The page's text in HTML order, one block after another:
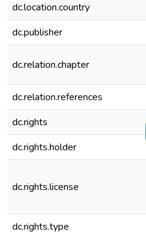
dc.location.country
dc.publisher
dc.relation.chapter
dc.relation.references
dc.rights
dc.rights.holder
dc.rights.license
dc.rights.type